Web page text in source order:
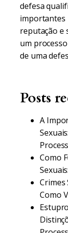
defesa
importantes
reputação e
um
de uma
Posts
A
Como
Crimes
Como